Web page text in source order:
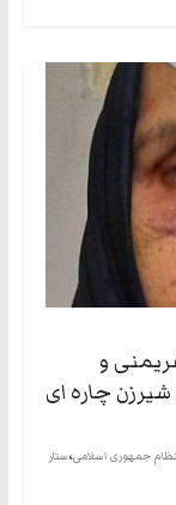
و
شیرزن چاره ای
جمهوری اسلامی،ستار